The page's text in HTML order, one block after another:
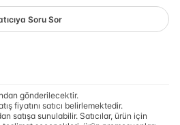
Soru Sor
gönderilecektir.
fiyatını satıcı belirlemektedir.
satışa sunulabilir. Satıcılar, ürün için